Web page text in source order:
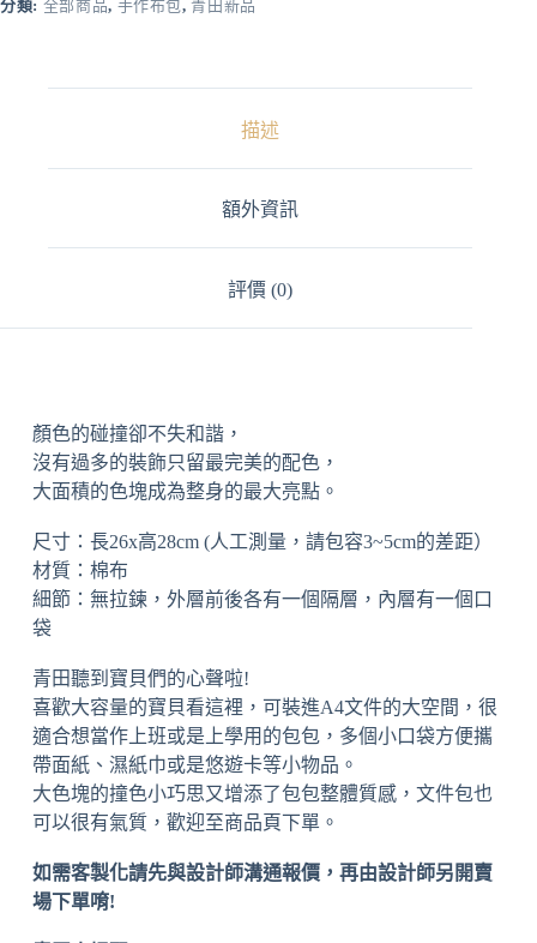
r
分類: 全部商品, 手作布包,青田新品
描述
額外資訊
評價 (0)
顏色的碰撞卻不失和諧，
沒有過多的裝飾只留最完美的配色，
大面積的色塊成為整身的最大亮點。
尺寸：長26x高28cm (人工測量，請包容3~5cm的差距）
材質：棉布
細節：無拉鍊，外層前後各有一個隔層，內層有一個口
袋
青田聽到寶貝們的心聲啦!
喜歡大容量的寶貝看這裡，可裝進A4文件的大空間，很
適合想當作上班或是上學用的包包，多個小口袋方便攜
帶面紙、濕紙巾或是悠遊卡等小物品。
大色塊的撞色小巧思又增添了包包整體質感，文件包也
可以很有氣質，歡迎至商品頁下單。
如需客製化請先與設計師溝通報價，再由設計師另開賣
場下單唷!